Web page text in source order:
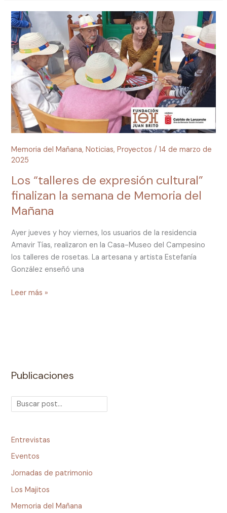
Memoria del Mañana,Noticias,Proyectos /14 de marzo de
2025
Los “talleres de expresión cultural”
finalizan la semana de Memoria del
Mañana
Ayer jueves y hoy viernes, los usuarios de la residencia
Amavir Tías, realizaron en la Casa-Museo del Campesino
los talleres de rosetas. La artesana y artista Estefanía
González enseñó una
Los
“talleres
de
expresión
cultural”
finalizan
la
semana
de
Memoria
Mañana
Leer más »
Publicaciones
Entrevistas
Eventos
Jornadas de patrimonio
Los Majitos
Memoria del Mañana